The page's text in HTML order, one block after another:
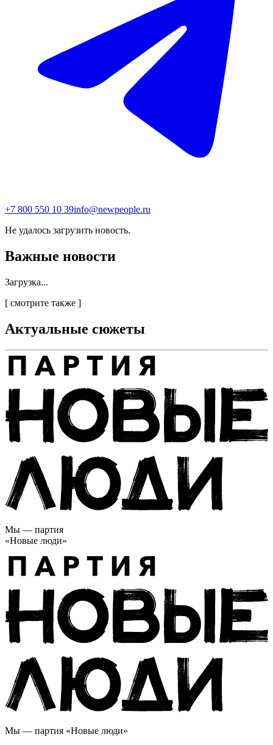
+7 800 550 10 39info@newpeople.ru
Не удалось загрузить новость.
Важные новости
Загрузка...
[ смотрите также ]
Актуальные сюжеты
Мы — партия
«Новые люди»
Мы — партия «Новые люди»